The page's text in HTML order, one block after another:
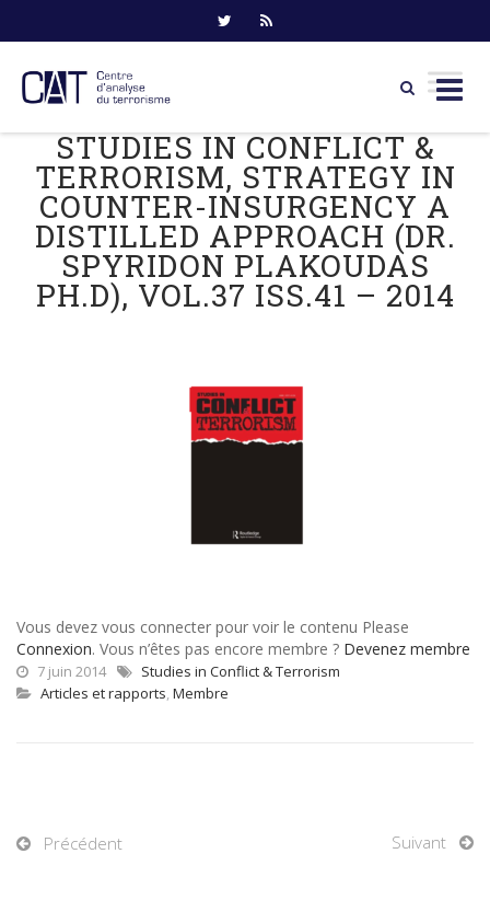
content
STUDIES IN CONFLICT &
TERRORISM, STRATEGY IN
COUNTER-INSURGENCY A
DISTILLED APPROACH (DR.
SPYRIDON PLAKOUDAS
PH.D), VOL.37 ISS.41 – 2014
Vous devez vous connecter pour voir le contenu Please
Connexion. Vous n’êtes pas encore membre ? Devenez membre
7 juin 2014
Studies in Conflict & Terrorism
Articles et rapports, Membre
Précédent Suivant